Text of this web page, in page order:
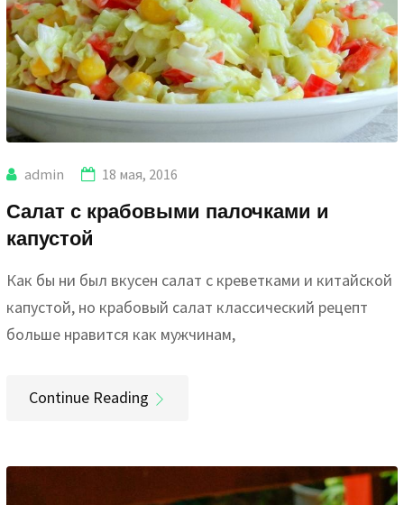
admin 18 мая, 2016
Салат с крабовыми палочками и
капустой
Как бы ни был вкусен салат с креветками и китайской
капустой, но крабовый салат классический рецепт
больше нравится как мужчинам,
Continue Reading